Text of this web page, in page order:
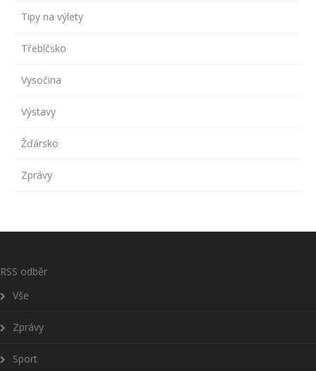
Tipy na výlety
Třebíčsko
Vysočina
Výstavy
Žďársko
Zprávy
RSS odběr
Vše
Zprávy
Sport